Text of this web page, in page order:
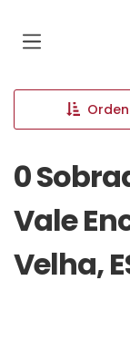
0
Vale
Velha,